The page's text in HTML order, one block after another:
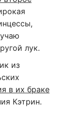
лук.
из
в их браке
Кэтрин.